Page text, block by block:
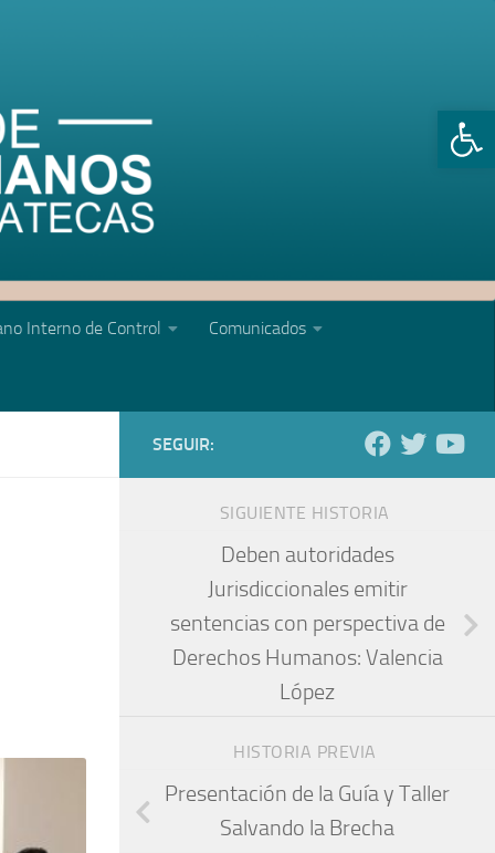
Abrir
Interno de Control Comunicados
SEGUIR:
SIGUIENTE HISTORIA
Deben autoridades
Jurisdiccionales emitir
sentencias con perspectiva de
Derechos Humanos: Valencia
López
HISTORIA PREVIA
Presentación de la Guía y Taller
Salvando la Brecha